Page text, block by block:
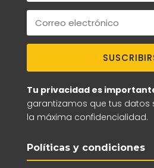
Tu privacidad es
garantizamos que tus datos
la máxima confidencialidad.
Políticas y condiciones